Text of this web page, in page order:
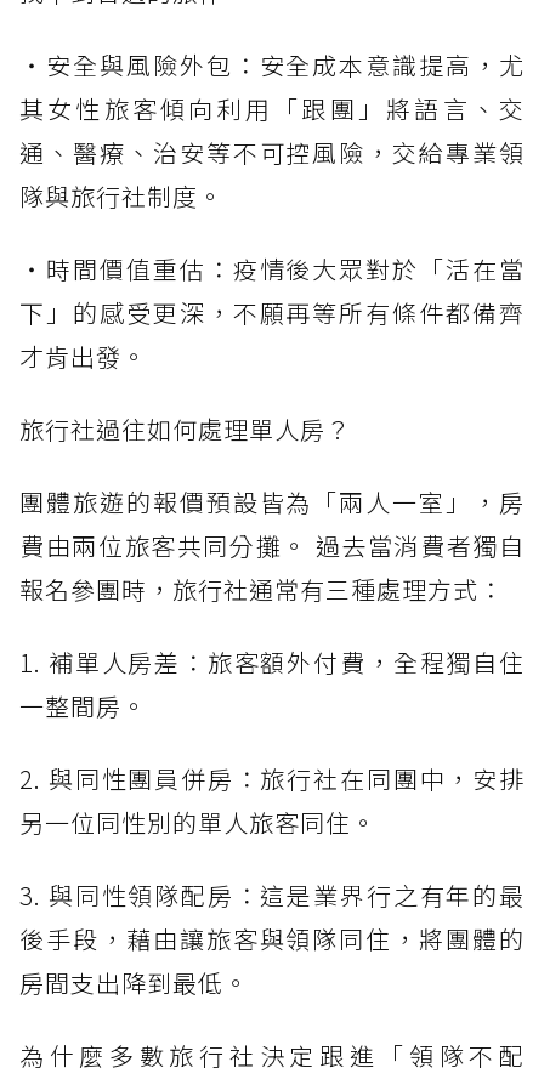
・安全與風險外包：安全成本意識提高，尤
其女性旅客傾向利用「跟團」將語言、交
通、醫療、治安等不可控風險，交給專業領
隊與旅行社制度。
・時間價值重估：疫情後大眾對於「活在當
下」的感受更深，不願再等所有條件都備齊
才肯出發。
旅行社過往如何處理單人房？
團體旅遊的報價預設皆為「兩人一室」，房
費由兩位旅客共同分攤。 過去當消費者獨自
報名參團時，旅行社通常有三種處理方式：
1. 補單人房差：旅客額外付費，全程獨自住
一整間房。
2. 與同性團員併房：旅行社在同團中，安排
另一位同性別的單人旅客同住。
3. 與同性領隊配房：這是業界行之有年的最
後手段，藉由讓旅客與領隊同住，將團體的
房間支出降到最低。
為什麼多數旅行社決定跟進「領隊不配